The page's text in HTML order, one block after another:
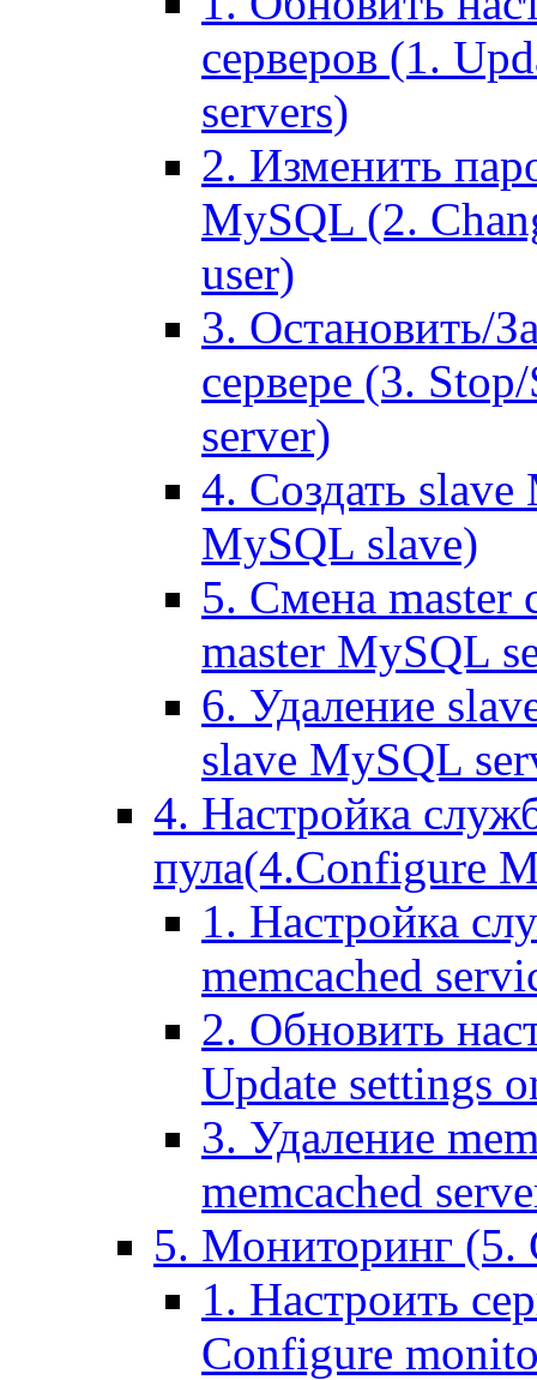
серверов (1.
servers)
2. Изменить
MySQL (2.
user)
3. Остановить/
сервере (3.
server)
4. Создать
MySQL slave)
5. Смена master
master MySQL
6. Удаление
slave MySQL
4. Настройка
пула(4.Configure
1. Настройка
memcached
2. Обновить
Update settings
3. Удаление
memcached
5. Мониторинг (5.
1. Настроить
Configure